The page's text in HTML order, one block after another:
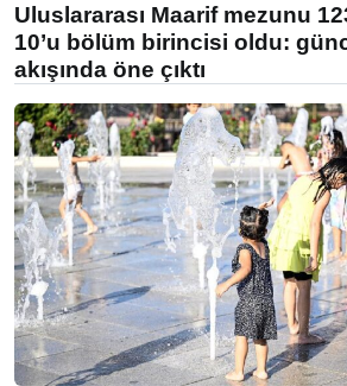
Uluslararası Maarif mezunu
10’u bölüm birincisi oldu:
akışında öne çıktı